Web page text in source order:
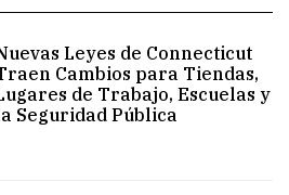
Leyes de Connecticut
Cambios para Tiendas,
de Trabajo, Escuelas y
Seguridad Pública